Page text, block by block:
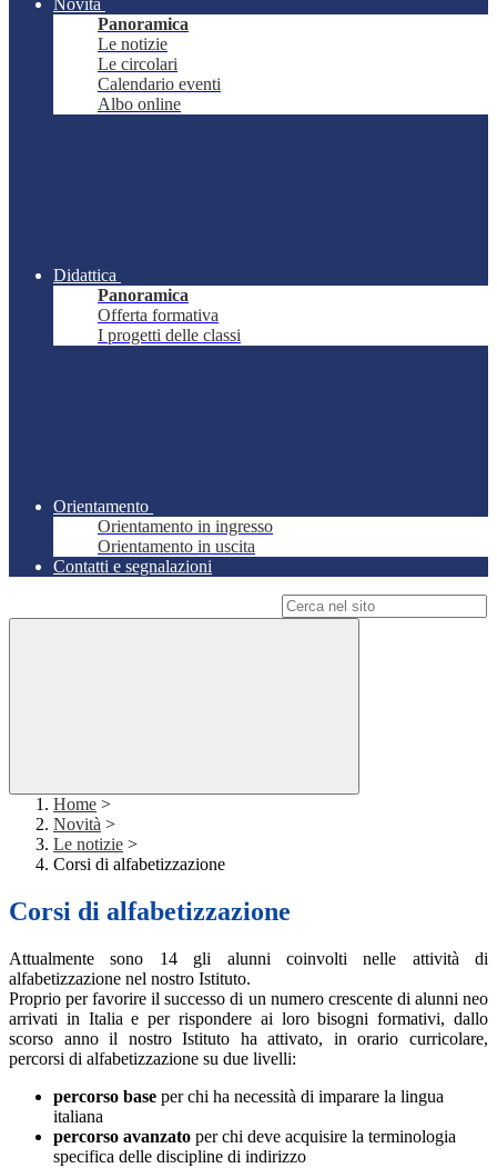
Novità
Panoramica
Le notizie
Le circolari
Calendario eventi
Albo online
Didattica
Panoramica
Offerta formativa
I progetti delle classi
Orientamento
Orientamento in ingresso
Orientamento in uscita
Contatti e segnalazioni
Home >
Novità >
Le notizie >
Corsi di alfabetizzazione
Corsi di alfabetizzazione
Attualmente sono 14 gli alunni coinvolti nelle attività di
alfabetizzazione nel nostro Istituto.
Proprio per favorire il successo di un numero crescente di alunni neo
arrivati in Italia e per rispondere ai loro bisogni formativi, dallo
scorso anno il nostro Istituto haattivato, in orario curricolare,
percorsi di alfabetizzazione su due livelli:
percorso base per chi ha necessità di imparare la lingua
italiana
percorso avanzato per chi deve acquisire la terminologia
specifica delle discipline di indirizzo